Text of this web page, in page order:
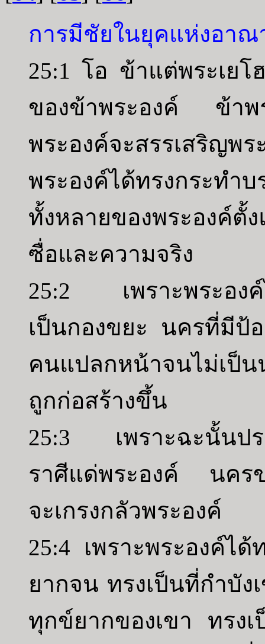
การมีชัยในยุคแห่งอาณ
25:1 โอ ข้าแต่พระเยโ
ของข้าพระองค์ ข้าพ
พระองค์จะสรรเสริญ
พระองค์ได้ทรงกระทำ
ทั้งหลายของพระองค์ตั้
ซื่อและความจริง
25:2 เพราะพระองค์
เป็นกองขยะ นครที่มีป้
คนแปลกหน้าจนไม่เป็
ถูกก่อสร้างขึ้น
25:3 เพราะฉะนั้นปร
ราศีแด่พระองค์ นคร
จะเกรงกลัวพระองค์
25:4 เพราะพระองค์ไ
ยากจน ทรงเป็นที่กำบั
ทุกข์ยากของเขา ทรง